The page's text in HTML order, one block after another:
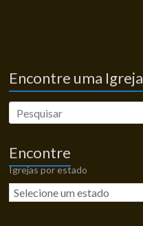
Encontre uma Igreja
Encontre
Igrejas por estado